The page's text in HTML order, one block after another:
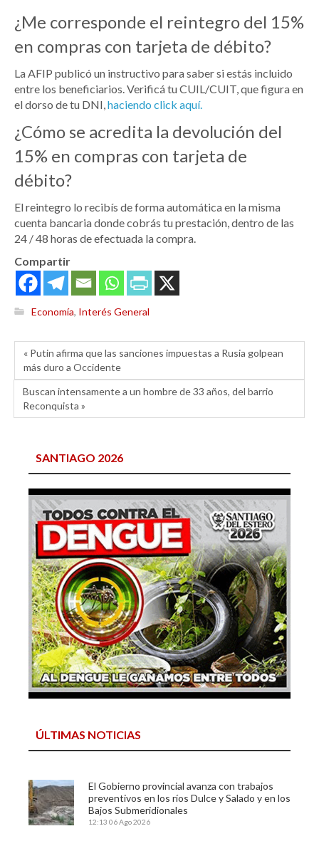
¿Me corresponde el reintegro del 15%
en compras con tarjeta de débito?
La AFIP publicó un instructivo para saber si estás incluido
entre los beneficiarios. Verificá tu CUIL/CUIT, que figura en
el dorso de tu DNI, haciendo click aquí.
¿Cómo se acredita la devolución del
15% en compras con tarjeta de
débito?
El reintegro lo recibís de forma automática en la misma
cuenta bancaria donde cobrás tu prestación, dentro de las
24 / 48 horas de efectuada la compra.
Compartir
Economía, Interés General
« Putin afirma que las sanciones impuestas a Rusia golpean
más duro a Occidente
Buscan intensamente a un hombre de 33 años, del barrio
Reconquista »
SANTIAGO 2026
ÚLTIMAS NOTICIAS
El Gobierno provincial avanza con trabajos
preventivos en los ríos Dulce y Salado y en los
Bajos Submeridionales
12:13 06 Ago 2026